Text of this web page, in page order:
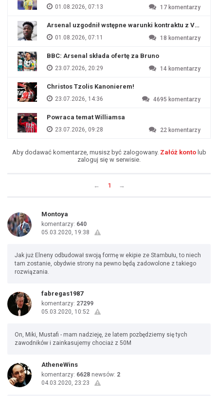
01.08.2026, 07:13 17 komentarzy
Arsenal uzgodnił wstępne warunki kontraktu z
01.08.2026, 07:11 18 komentarzy
BBC: Arsenal składa ofertę za Bruno
23.07.2026, 20:29 14 komentarzy
Christos Tzolis Kanonierem!
23.07.2026, 14:36 4695 komentarzy
Powraca temat Williamsa
23.07.2026, 09:28 22 komentarzy
Aby dodawać komentarze, musisz być zalogowany. Załóż kontolub
zaloguj się w serwisie.
← 1 →
Montoya
komentarzy: 640
05.03.2020, 19:38
Jak już Elneny odbudował swoją formę w ekipie ze Stambułu, to niech
tam zostanie, obydwie strony na pewno będą zadowolone z takiego
rozwiązania.
fabregas1987
komentarzy: 27299
05.03.2020, 10:52
On, Miki, Mustafi - mam nadzieję, że latem pozbędziemy się tych
zawodników i zainkasujemy chociaż z 50M
AtheneWins
komentarzy: 6628 newsów: 2
04.03.2020, 23:23